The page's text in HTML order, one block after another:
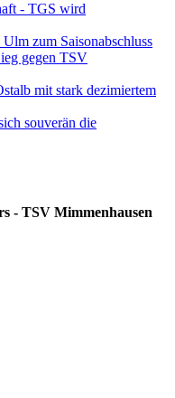
- TGS wird
zum Saisonabschluss
gegen TSV
mit stark dezimiertem
souverän die
- TSV Mimmenhausen